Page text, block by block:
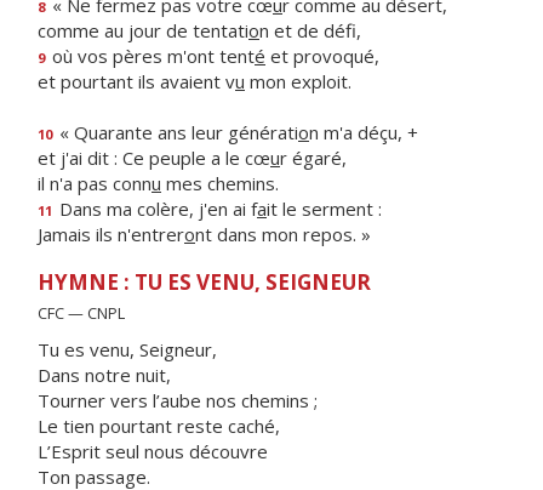
8 « Ne fermez pas votre cœur comme au désert,
comme au jour de tentation et de défi,
9 où vos pères m'ont tenté et provoqué,
et pourtant ils avaient vu mon exploit.
10 « Quarante ans leur génération m'a déçu, +
et j'ai dit : Ce peuple a le cœur égaré,
il n'a pas connu mes chemins.
11 Dans ma colère, j'en ai fait le serment :
Jamais ils n'entreront dans mon repos. »
HYMNE : TU ES VENU, SEIGNEUR
CFC — CNPL
Tu es venu, Seigneur,
Dans notre nuit,
Tourner vers l’aube nos chemins ;
Le tien pourtant reste caché,
L’Esprit seul nous découvre
Ton passage.